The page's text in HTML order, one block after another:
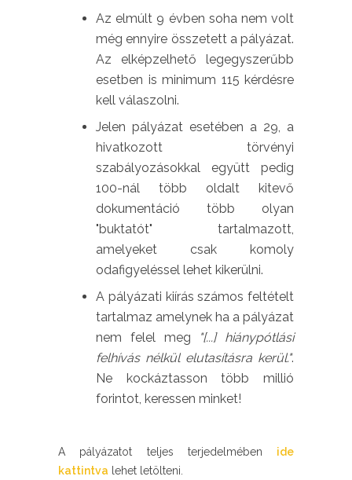
Az elmúlt 9 évben soha nem volt
még ennyire összetett a pályázat.
Az elképzelhető legegyszerűbb
esetben is minimum 115 kérdésre
kell válaszolni.
Jelen pályázat esetében a 29, a
hivatkozott törvényi
szabályozásokkal együtt pedig
100-nál több oldalt kitevő
dokumentáció több olyan
"buktatót" tartalmazott,
amelyeket csak komoly
odafigyeléssel lehet kikerülni.
A pályázati kiírás számos feltételt
tartalmaz amelynek ha a pályázat
nem felel meg
"[...] hiánypótlási
felhívás nélkül elutasításra kerül.".
Ne kockáztasson több millió
forintot, keressen minket!
A pályázatot teljes terjedelmében ide
kattintva lehet letölteni.